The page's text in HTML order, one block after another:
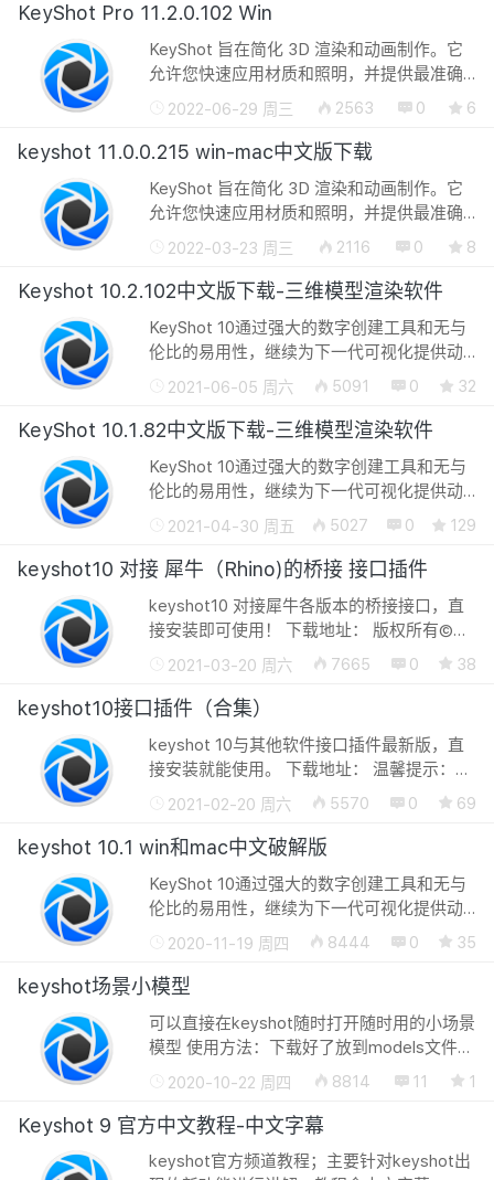
KeyShot Pro 11.2.0.102 Win
KeyShot 旨在简化 3D 渲染和动画制作。它
允许您快速应用材质和照明，并提供最准确
的材质外观和真实世界的照明，所有这些都
在一个强大的界面中，提供高级功能和实时
查看所有更改的能力。那么，什么是Key...
2022-06-29 周三 2563 0 6
keyshot 11.0.0.215 win-mac中文版下载
KeyShot 旨在简化 3D 渲染和动画制作。它
允许您快速应用材质和照明，并提供最准确
的材质外观和真实世界的照明，所有这些都
在一个强大的界面中，提供高级功能和实时
查看所有更改的能力。那么，什么是Key...
2022-03-23 周三 2116 0 8
Keyshot 10.2.102中文版下载-三维模型渲染软件
KeyShot 10通过强大的数字创建工具和无与
伦比的易用性，继续为下一代可视化提供动
力。借助新功能，KeyShot能够将产品体验
提升到新的高度，引入更多的方法来激发创
意，体验创建以及增强工作流以提供令人...
2021-06-05 周六 5091 0 32
KeyShot 10.1.82中文版下载-三维模型渲染软件
KeyShot 10通过强大的数字创建工具和无与
伦比的易用性，继续为下一代可视化提供动
力。借助新功能，KeyShot能够将产品体验
提升到新的高度，引入更多的方法来激发创
意，体验创建以及增强工作流以提供令人...
2021-04-30 周五 5027 0 129
keyshot10 对接 犀牛（Rhino)的桥接 接口插件
keyshot10 对接犀牛各版本的桥接接口，直
接安装即可使用！ 下载地址： 版权所有©转
载必须以链接形式注明作者和原始出处：廿
八星空 » keyshot10 对接 犀牛（Rhino)的桥
接 接口插件
2021-03-20 周六 7665 0 38
keyshot10接口插件（合集）
keyshot 10与其他软件接口插件最新版，直
接安装就能使用。 下载地址： 温馨提示：此
处内容需要登录后才能查看！ 版权所有©转
载必须以链接形式注明作者和原始出处：廿
八星空 » keyshot10接...
2021-02-20 周六 5570 0 69
keyshot 10.1 win和mac中文破解版
KeyShot 10通过强大的数字创建工具和无与
伦比的易用性，继续为下一代可视化提供动
力。借助新功能，KeyShot能够将产品体验
提升到新的高度，引入更多的方法来激发创
意，体验创建以及增强工作流以提供令人...
2020-11-19 周四 8444 0 35
keyshot场景小模型
可以直接在keyshot随时打开随时用的小场景
模型 使用方法：下载好了放到models文件夹
接形式注明作者和原始出处：廿八星空 »
keyshot场...
2020-10-22 周四 8814 11 1
Keyshot 9 官方中文教程-中文字幕
keyshot官方频道教程；主要针对keyshot出